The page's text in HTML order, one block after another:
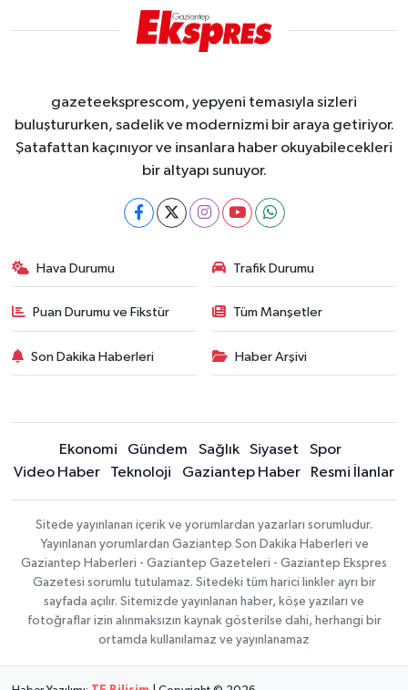
gazeteeksprescom, yepyeni temasıyla sizleri
buluştururken, sadelik ve modernizmi bir araya getiriyor.
Şatafattan kaçınıyor ve insanlara haber okuyabilecekleri
bir altyapı sunuyor.
Hava Durumu Trafik Durumu
Puan Durumu ve Fikstür Tüm Manşetler
Son Dakika Haberleri Haber Arşivi
Ekonomi Gündem Sağlık Siyaset
Spor
Video Haber
Teknoloji Gaziantep Haber Resmi İlanlar
Sitede yayınlanan içerik ve yorumlardan yazarları sorumludur.
Yayınlanan yorumlardan Gaziantep Son Dakika Haberleri ve
Gaziantep Haberleri - Gaziantep Gazeteleri - Gaziantep Ekspres
Gazetesi sorumlu tutulamaz. Sitedeki tüm harici linkler ayrı bir
sayfada açılır. Sitemizde yayınlanan haber, köşe yazıları ve
fotoğraflar izin alınmaksızın kaynak gösterilse dahi, herhangi bir
ortamda kullanılamaz ve yayınlanamaz